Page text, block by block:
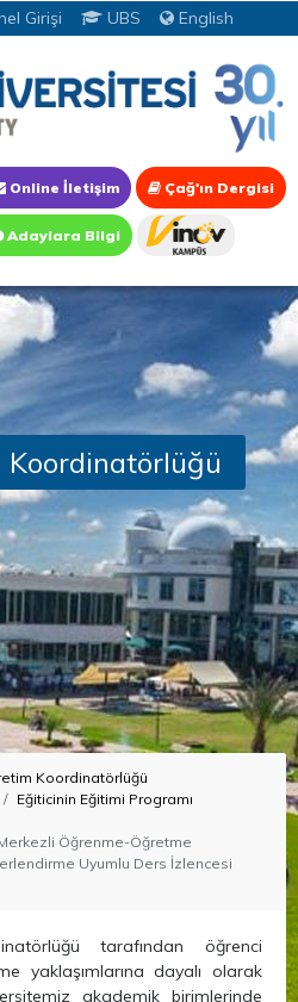
Girişi UBS English
Online İletişim Çağ'ın Dergisi
Adaylara Bilgi
Koordinatörlüğü
Eğiticinin Eğitimi Programı
Öğrenme-Öğretme
Uyumlu Ders İzlencesi
tarafından öğrenci
yaklaşımlarına dayalı olarak
akademik birimlerinde